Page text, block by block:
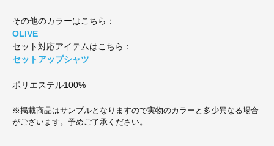
その他のカラーはこちら：
OLIVE
セット対応アイテムはこちら：
セットアップシャツ
ポリエステル100%
※掲載商品はサンプルとなりますので実物のカラーと多少異なる場合
がございます。予めご了承ください。